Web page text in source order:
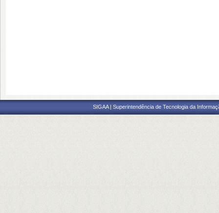
SIGAA | Superintendência de Tecnologia da